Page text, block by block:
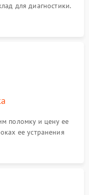
для диагностики.
поломку и цену ее
ее устранения